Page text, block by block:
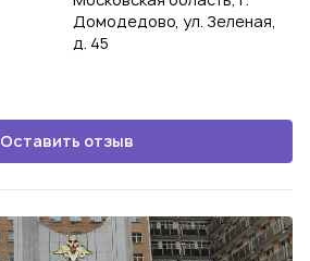
Домодедово, ул. Зеленая,
д. 45
Оставить отзыв